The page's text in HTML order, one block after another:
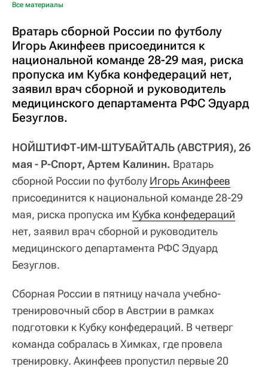
Все материалы
Вратарь сборной России по футболу
Игорь Акинфеев присоединится к
национальной команде 28-29 мая, риска
пропуска им Кубка конфедераций нет,
заявил врач сборной и руководитель
медицинского департамента РФС Эдуард
Безуглов.
НОЙШТИФТ-ИМ-ШТУБАЙТАЛЬ (АВСТРИЯ), 26
мая - Р-Спорт, Артем Калинин. Вратарь
сборной России по футболу Игорь Акинфеев
присоединится к национальной команде 28-29
мая, риска пропуска им Кубка конфедераций
нет, заявил врач сборной и руководитель
медицинского департамента РФС Эдуард
Безуглов.
Сборная России в пятницу начала учебно-
тренировочный сбор в Австрии в рамках
подготовки к Кубку конфедераций. В четверг
команда собралась в Химках, где провела
тренировку. Акинфеев пропустил первые 20